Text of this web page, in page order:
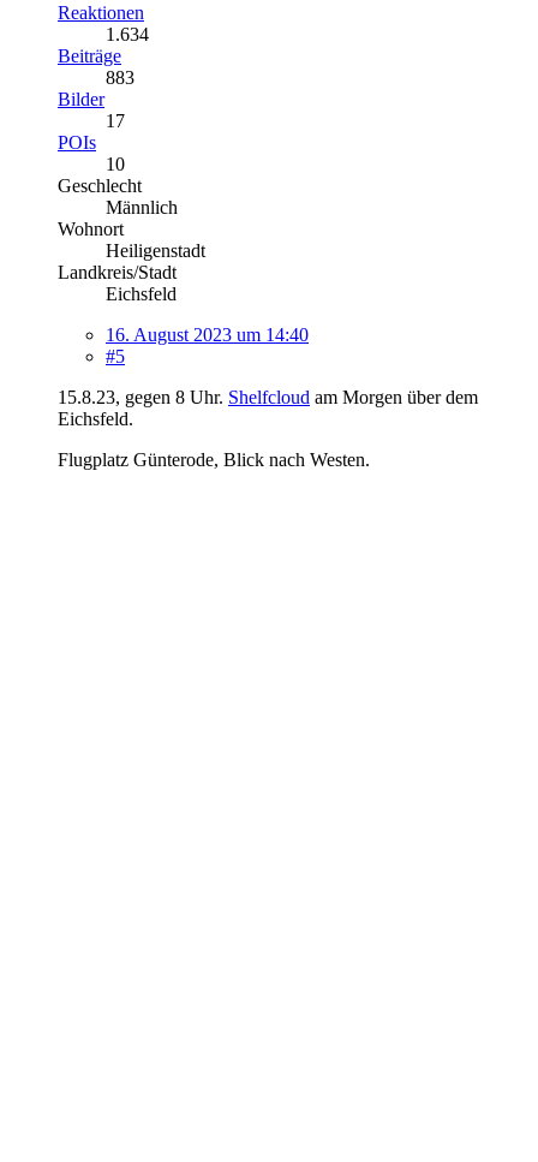
Reaktionen
1.634
Beiträge
883
Bilder
17
POIs
10
Geschlecht
Männlich
Wohnort
Heiligenstadt
Landkreis/Stadt
Eichsfeld
16. August 2023 um 14:40
#5
15.8.23, gegen 8 Uhr. Shelfcloud am Morgen über dem
Eichsfeld.
Flugplatz Günterode, Blick nach Westen.